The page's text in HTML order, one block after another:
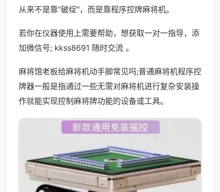
从来不是靠"破绽"，而是靠程序控牌麻将机。
若你在仪器使用上需要帮助，想获取一对一指导，添
加微信号; kkss8691 随时交流 。
麻将馆老板给麻将机动手脚常见吗;普通麻将机程序控
牌器一般是指通过一些无需对麻将机进行复杂安装操
作就能实现控制麻将牌功能的设备或工具。